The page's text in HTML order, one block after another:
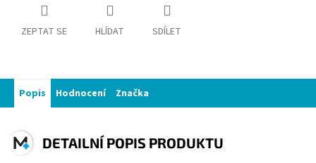
ZEPTAT SE HLÍDAT SDÍLET
Popis Hodnocení Značka
DETAILNÍ POPIS PRODUKTU